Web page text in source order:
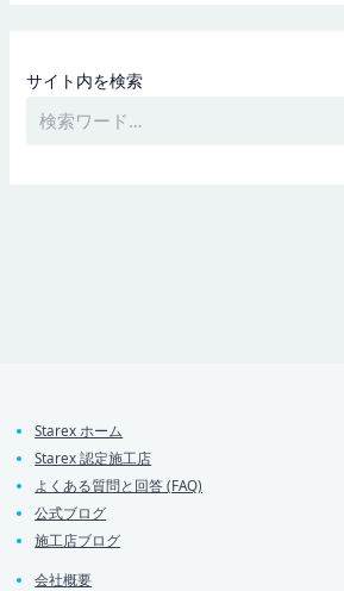
サイト内を検索
Starex ホーム
Starex 認定施工店
よくある質問と回答 (FAQ)
公式ブログ
施工店ブログ
会社概要